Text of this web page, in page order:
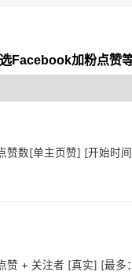
Facebook加粉点赞
赞数[单主页赞] [开始时
赞 + 关注者 [真实] [最